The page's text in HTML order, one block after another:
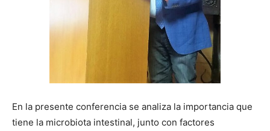
En la presente conferencia se analiza la importancia que
tiene la microbiota intestinal, junto con factores